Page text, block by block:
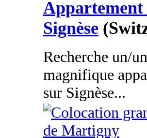
Appartement
Signèse
Recherche un/
magnifique
sur Signèse...